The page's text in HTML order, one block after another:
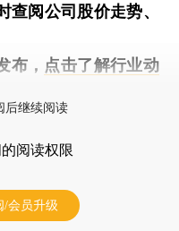
查阅公司股价走势、
布， 点击了解行业动
后继续阅读
阅读权限
/会员升级